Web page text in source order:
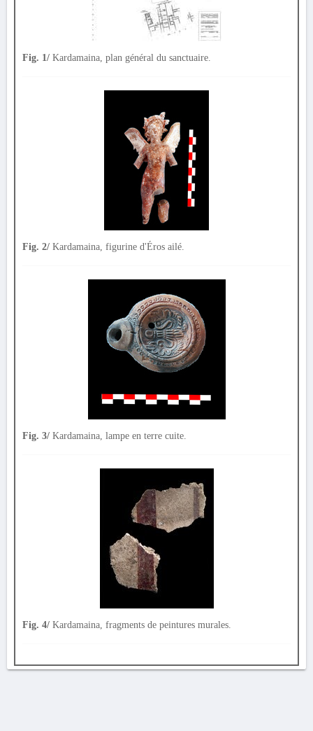
Fig. 1/ Kardamaina, plan général du sanctuaire.
Fig. 2/ Kardamaina, figurine d'Éros ailé.
Fig. 3/ Kardamaina, lampe en terre cuite.
Fig. 4/ Kardamaina, fragments de peintures murales.